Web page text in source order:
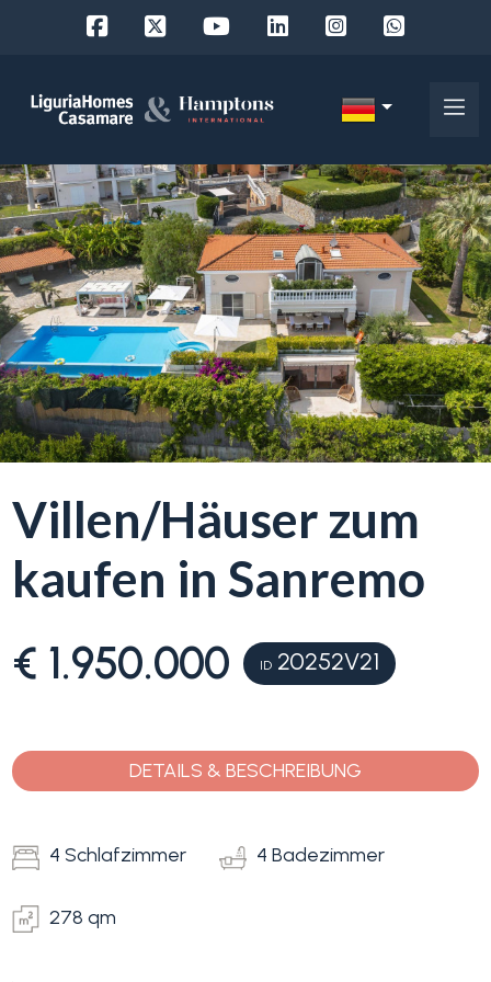
Villen/Häuser zum
kaufen in Sanremo
€ 1.950.000 ID 20252V21
DETAILS & BESCHREIBUNG
4 Schlafzimmer 4 Badezimmer
278 qm
EN
FR
DE
RU
Über
uns
Unsere
Blumenriviera
Objektsuche
Blog
Favoriten
Wo
suchen
Sie?
Provinz
Ort
Mehrfachauswahl